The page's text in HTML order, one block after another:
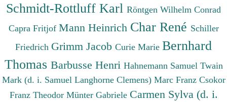
Schmidt-Rottluff Karl Röntgen Wilhelm Conrad
Capra Fritjof Mann Heinrich Char René Schiller
Friedrich Grimm Jacob Curie Marie Bernhard
Thomas Barbusse Henri Hahnemann Samuel Twain
Mark (d. i. Samuel Langhorne Clemens) Marc Franz Csokor
Franz Theodor Münter Gabriele Carmen Sylva (d. i.